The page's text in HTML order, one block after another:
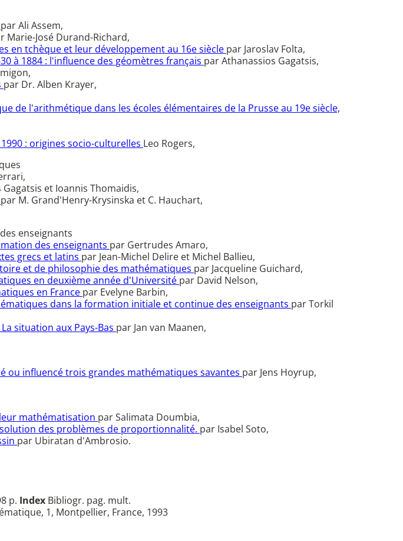
par Ali Assem,
Marie-José Durand-Richard,
en tchèque et leur développement au 16e siècle par Jaroslav Folta,
à 1884 : l'influence des géomètres français par Athanassios Gagatsis,
par Dr. Alben Krayer,
de l'arithmétique dans les écoles élémentaires de la Prusse au 19e siècle,
: origines socio-culturelles Leo Rogers,
et Ioannis Thomaidis,
par M. Grand'Henry-Krysinska et C. Hauchart,
enseignants
des enseignants par Gertrudes Amaro,
grecs et latins par Jean-Michel Delire et Michel Ballieu,
et de philosophie des mathématiques par Jacqueline Guichard,
en deuxième année d'Université par David Nelson,
en France par Evelyne Barbin,
dans la formation initiale et continue des enseignants par Torkil
situation aux Pays-Bas par Jan van Maanen,
ou influencé trois grandes mathématiques savantes par Jens Hoyrup,
mathématisation par Salimata Doumbia,
des problèmes de proportionnalité. par Isabel Soto,
par Ubiratan d'Ambrosio.
p. Index Bibliogr. pag. mult.
1, Montpellier, France, 1993